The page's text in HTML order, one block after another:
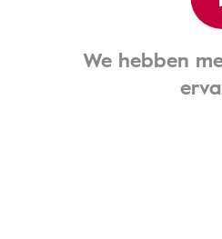
We hebben